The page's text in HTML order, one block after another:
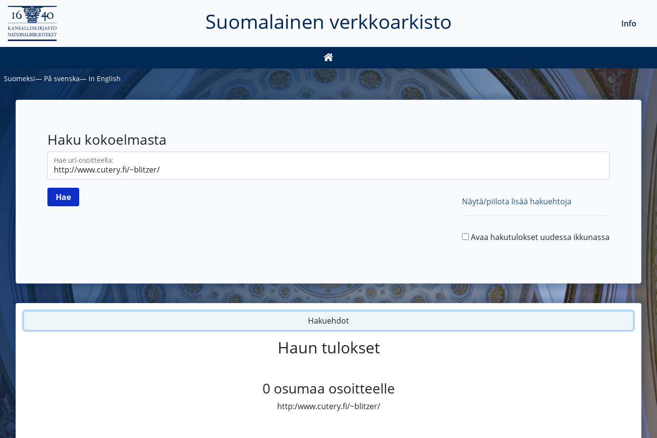
Suomalainen verkkoarkisto Info
Suomeksi― På svenska― In English
Haku kokoelmasta
Hae url-osoitteella:
Näytä/piilota lisää hakuehtoja
Avaa hakutulokset uudessa ikkunassa
Hakuehdot
Haun tulokset
0 osumaa osoitteelle
http:/www.cutery.fi/~blitzer/